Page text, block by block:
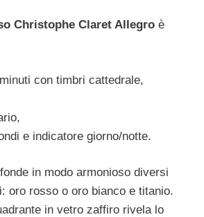
Christophe Claret Allegro è
con timbri cattedrale,
e indicatore giorno/notte.
in modo armonioso diversi
oro rosso o oro bianco e titanio.
in vetro zaffiro rivela lo